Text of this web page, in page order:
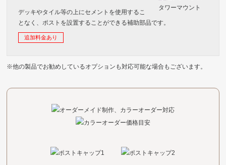
デッキやタイル等の上にセメントを使用するこ
となく、ポストを設置することができる補助部品です。
追加料金あり
※他の製品でお勧めしているオプションも対応可能な場合もございます。